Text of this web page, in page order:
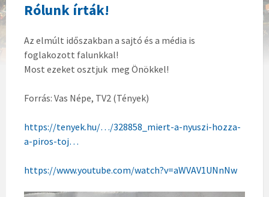
Rólunk írták!
Az elmúlt időszakban a sajtó és a média is
foglakozott falunkkal!
Most ezeket osztjuk meg Önökkel!
Forrás: Vas Népe, TV2 (Tények)
https://tenyek.hu/…/328858_miert-a-nyuszi-hozza-
a-piros-toj…
https://www.youtube.com/watch?v=aWVAV1UNnNw